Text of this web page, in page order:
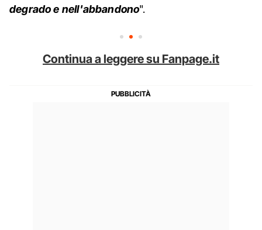
degrado e nell'abbandono".
Continua a leggere su Fanpage.it